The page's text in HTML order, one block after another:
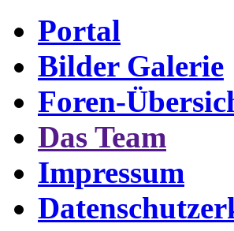
Portal
Bilder Galerie
Foren-
Das Team
Impressum